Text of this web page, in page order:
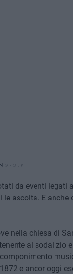
da eventi legati
ascolta. E anche
nella chiesa di
al sodalizio
e ancor oggi